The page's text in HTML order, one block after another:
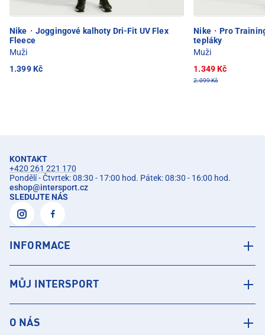
Nike · Joggingové kalhoty Dri-Fit UV Flex
Fleece
Muži
1.399 Kč
Nike · Pro
tepláky
Muži
1.349 Kč
2.099 Kč
KONTAKT
+420 261 221 170
Pondělí - Čtvrtek: 08:30 - 17:00 hod. Pátek: 08:30 - 16:00 hod.
eshop@intersport.cz
SLEDUJTE NÁS
INFORMACE
MŮJ INTERSPORT
O NÁS